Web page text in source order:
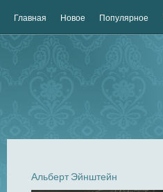
Главная Новое Популярное
Альберт Эйнштейн